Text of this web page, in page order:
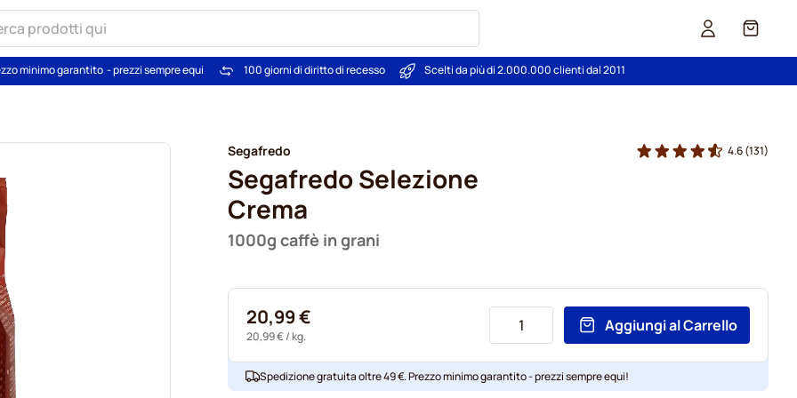
Carrello
minimo garantito- prezzi sempre equi 100 giorni di diritto di recesso Scelti da più di 2.000.000 clienti dal 2011
Segafredo
Segafredo Selezione
Crema
1000g caffè in grani
4.6(131)
20,99 €
20,99 €/ kg.
Aggiungi al Carrello
Spedizione gratuita oltre 49 €. Prezzo minimo garantito - prezzi sempre equi!